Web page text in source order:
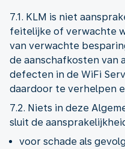
7.1. KLM is niet
feitelijke of verwachte
van verwachte
de aanschafkosten van
defecten in de WiFi
daardoor te verhelpen
7.2. Niets in deze
sluit de
voor schade als